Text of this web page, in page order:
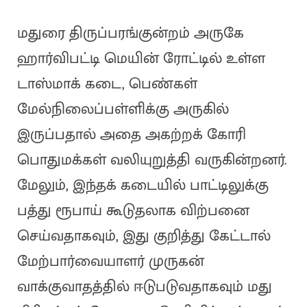
மதுரை திருப்பரங்குன்றம் அருகே
ஹார்விபட்டி மெயின் ரோட்டில் உள்ள
டாஸ்மாக் கடை, பெண்கள்
மேல்நிலைப்பள்ளிக்கு அருகில்
இருப்பதால் அதை அகற்றக் கோரி
பொதுமக்கள் வலியுறுத்தி வருகின்றனர்.
மேலும், இந்தக் கடையில் பாட்டிலுக்கு
பத்து ரூபாய் கூடுதலாக விற்பனை
செய்வதாகவும், இது குறித்து கேட்டால்
மேற்பார்வையாளர் முருகன்
வாக்குவாதத்தில் ஈடுபடுவதாகவும் மது